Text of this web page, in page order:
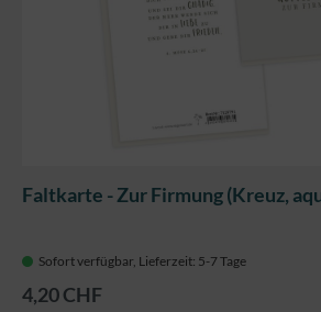
Faltkarte - Zur Firmung (Kreuz,
Sofort verfügbar, Lieferzeit: 5-7 Tage
4,20 CHF